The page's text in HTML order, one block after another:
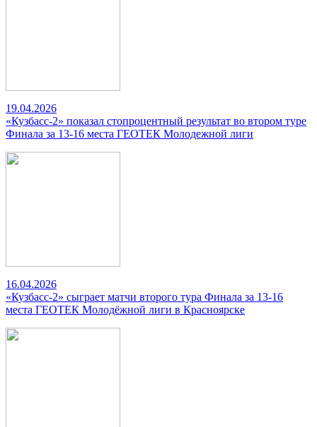
19.04.2026
«Кузбасс-2» показал стопроцентный результат во втором туре
Финала за 13-16 места ГЕОТЕК Молодежной лиги
16.04.2026
«Кузбасс-2» сыграет матчи второго тура Финала за 13-16
места ГЕОТЕК Молодёжной лиги в Красноярске